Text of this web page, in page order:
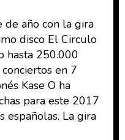
de año con la gira
disco El Circulo
hasta 250.000
en 7
Kase O ha
para este 2017
españolas. La gira